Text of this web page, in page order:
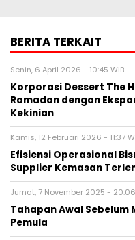
BERITA TERKAIT
Senin, 6 April 2026 - 10:45 WIB
Korporasi Dessert The
Ramadan dengan
Kekinian
Kamis, 12 Februari 2026 - 11:37
Efisiensi Operasional
Supplier Kemasan
Jumat, 7 November 2025 -
Tahapan Awal Sebelum
Pemula